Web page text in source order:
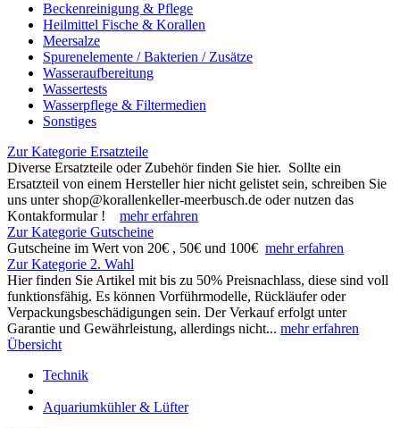
Beckenreinigung & Pflege
Heilmittel Fische & Korallen
Meersalze
Spurenelemente / Bakterien / Zusätze
Wasseraufbereitung
Wassertests
Wasserpflege & Filtermedien
Sonstiges
Zur Kategorie Ersatzteile
Diverse Ersatzteile oder Zubehör finden Sie hier. Sollte ein
Ersatzteil von einem Hersteller hier nicht gelistet sein, schreiben Sie
uns unter shop@korallenkeller-meerbusch.de oder nutzen das
Kontakformular ! mehr erfahren
Zur Kategorie Gutscheine
Gutscheine im Wert von 20€ , 50€ und 100€ mehr erfahren
Zur Kategorie 2. Wahl
Hier finden Sie Artikel mit bis zu 50% Preisnachlass, diese sind voll
funktionsfähig. Es können Vorführmodelle, Rückläufer oder
Verpackungsbeschädigungen sein. Der Verkauf erfolgt unter
Garantie und Gewährleistung, allerdings nicht... mehr erfahren
Übersicht
Technik
Aquariumkühler & Lüfter